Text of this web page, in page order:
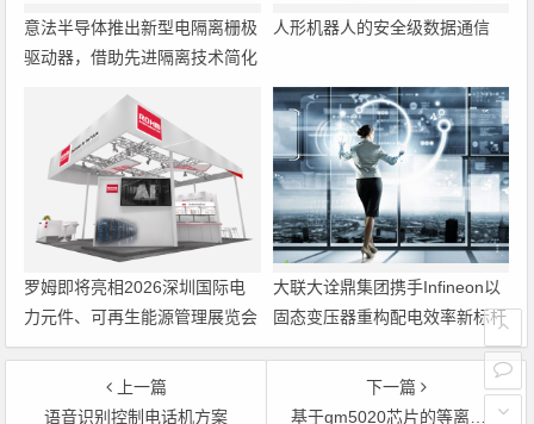
意法半导体推出新型电隔离栅极
驱动器，借助先进隔离技术简化
人形机器人的安全级数据通信
罗姆即将亮相2026深圳国际电
力元件、可再生能源管理展览会
暨研讨会
大联大诠鼎集团携手Infineon以
固态变压器重构配电效率新标杆
上一篇
语音识别控制电话机方案
下一篇
基于gm5020芯片的等离子彩电的研制